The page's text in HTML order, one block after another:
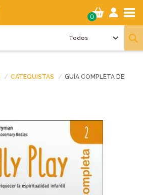
0
CATEQUISTAS
GUÍA COMPLETA DE